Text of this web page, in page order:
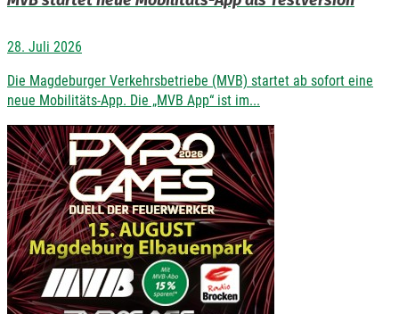
28. Juli 2026
Die Magdeburger Verkehrsbetriebe (MVB) startet ab sofort eine
neue Mobilitäts-App. Die „MVB App“ ist im...